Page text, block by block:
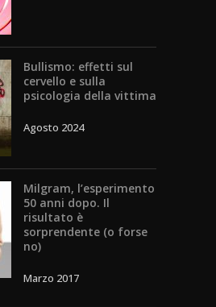
Bullismo: effetti sul
cervello e sulla
psicologia della vittima
Agosto 2024
Milgram, l’esperimento
50 anni dopo. Il
risultato è
sorprendente (o forse
no)
Marzo 2017